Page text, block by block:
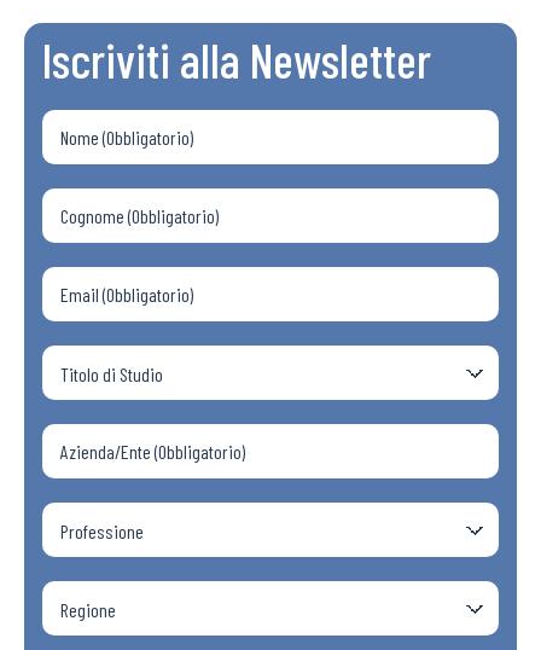
Iscriviti alla Newsletter